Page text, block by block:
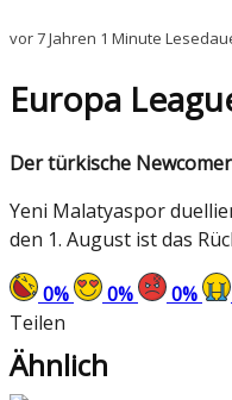
vor 7 Jahren 1 Minute
Europa
Der türkische
Yeni Malatyaspor
den 1. August ist das
0% 0% 0%
Teilen
Ähnlich